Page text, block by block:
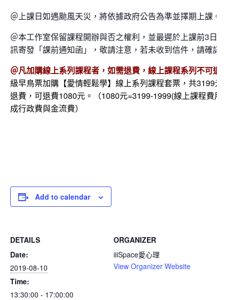
＠上課日如遇颱風天災，將依據政府公告為準並擇期上課。
＠本工作室保留課程開辦與否之權利，並最遲於上課前3日
訊寄發「課前通知函」，敬請注意，若未收到信件，請確認
＠凡加購線上系列課程者，如需退費，線上課程系列不可退
級早鳥票加購【愛情輕鬆學】線上系列課程套票，共3199元
退費，可退費1080元。（1080元=3199-1999(線上課程費用
成行政費與金流費）
Add to calendar
DETAILS
Date:
2019-08-10
Time:
13:30:00 - 17:00:00
ORGANIZER
iiiSpace愛心理
View Organizer Website